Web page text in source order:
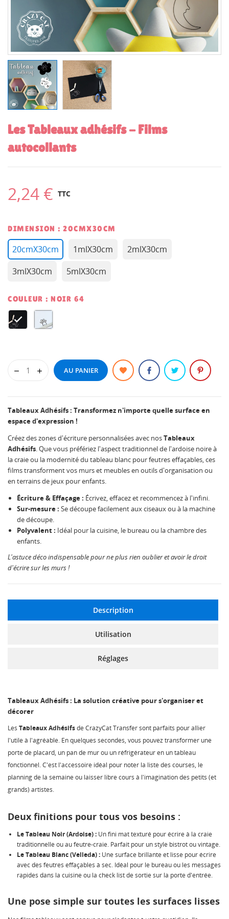
Les Tableaux adhésifs - Films
autocollants
2,24 € TTC
DIMENSION : 20CMX30CM
20cmX30cm 1mlX30cm
2mlX30cm
3mlX30cm
5mlX30cm
COULEUR : NOIR 64
NOIR BLANC
AU PANIER
Tableaux Adhésifs : Transformez n'importe quelle surface en
espace d'expression !
Créez des zones d'écriture personnalisées avec nosTableaux
Adhésifs. Que vous préfériez l'aspect traditionnel de l'ardoise noire à
la craie ou la modernité du tableau blanc pour feutres effaçables, ces
films transforment vos murs et meubles en outils d'organisation ou
en terrains de jeux pour enfants.
Écriture & Effaçage : Écrivez, effacez et recommencez à l'infini.
Sur-mesure : Se découpe facilement aux ciseaux ou à la machine
de découpe.
Polyvalent : Idéal pour la cuisine, le bureau ou la chambre des
enfants.
L'astuce déco indispensable pour ne plus rien oublier et avoir le droit
d'écrire sur les murs !
Description
Utilisation
Réglages
Tableaux Adhésifs : La solution créative pour s'organiser et
décorer
Les Tableaux Adhésifsde CrazyCat Transfer sont parfaits pour allier
l'utile à l'agréable. En quelques secondes, vous pouvez transformer une
porte de placard, un pan de mur ou un réfrigérateur en un tableau
fonctionnel. C'est l'accessoire idéal pour noter la liste des courses, le
planning de la semaine ou laisser libre cours à l'imagination des petits (et
grands) artistes.
Deux finitions pour tous vos besoins :
Le Tableau Noir (Ardoise) : Un fini mat texturé pour écrire à la craie
traditionnelle ou au feutre-craie. Parfait pour un style bistrot ou vintage.
Le Tableau Blanc (Velleda) : Une surface brillante et lisse pour écrire
avec des feutres effaçables à sec. Idéal pour le bureau ou les messages
rapides dans la cuisine ou la check list de sortie sur la porte d'entrée.
Une pose simple sur toutes les surfaces lisses